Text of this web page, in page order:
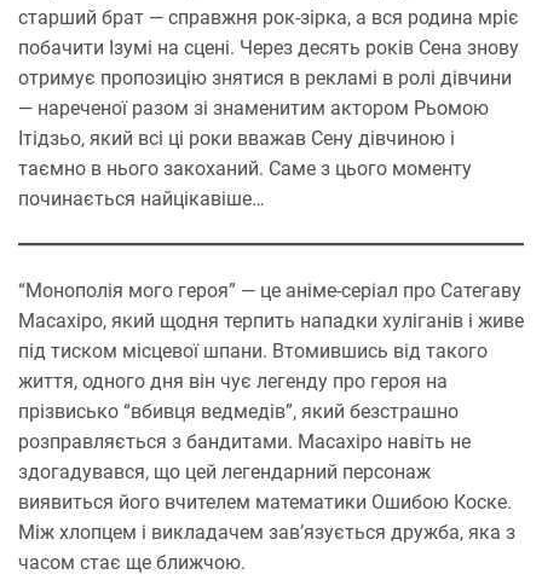
старший брат — справжня рок-зірка, а вся родина мріє
побачити Ізумі на сцені. Через десять років Сена знову
отримує пропозицію знятися в рекламі в ролі дівчини
— нареченої разом зі знаменитим актором Рьомою
Ітідзьо, який всі ці роки вважав Сену дівчиною і
таємно в нього закоханий. Саме з цього моменту
починається найцікавіше…
“Монополія мого героя” — це аніме-серіал про Сатегаву
Масахіро, який щодня терпить нападки хуліганів і живе
під тиском місцевої шпани. Втомившись від такого
життя, одного дня він чує легенду про героя на
прізвисько “вбивця ведмедів”, який безстрашно
розправляється з бандитами. Масахіро навіть не
здогадувався, що цей легендарний персонаж
виявиться його вчителем математики Ошибою Коске.
Між хлопцем і викладачем зав’язується дружба, яка з
часом стає ще ближчою.